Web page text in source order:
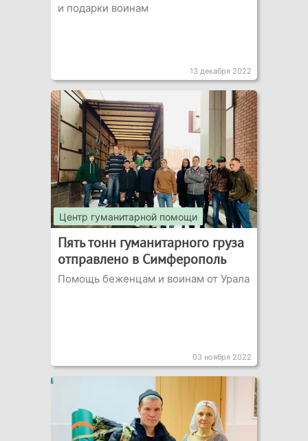
и подарки воинам
13 декабря 2022
Центр гуманитарной помощи
Пять тонн гуманитарного груза
отправлено в Симферополь
Помощь беженцам и воинам от Урала
03 ноября 2022